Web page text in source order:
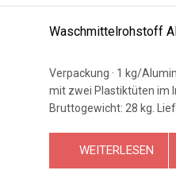
Waschmittelrohstoff
Verpackung · 1 kg/
mit zwei Plastiktüten im
WEITERLESEN